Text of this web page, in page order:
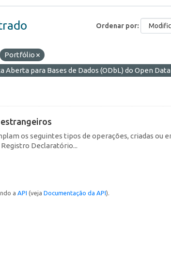
Ordenar por
Portfólio
Aberta para Bases de Dados (ODbL) do Open
os seguintes tipos de operações, criadas ou
Declaratório...
a API (veja Documentação da API).